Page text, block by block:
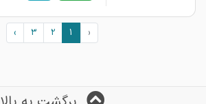
‹
1
2
3
›